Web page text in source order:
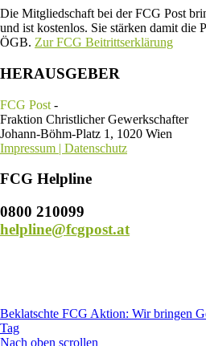
Die Mitgliedschaft bei der FCG Post
und ist kostenlos. Sie stärken damit die
ÖGB. Zur FCG Beitrittserklärung
HERAUSGEBER
FCG Post -
Fraktion Christlicher Gewerkschafter
Johann-Böhm-Platz 1, 1020 Wien
Impressum | Datenschutz
FCG Helpline
0800 210099
helpline@fcgpost.at
Beklatschte FCG Aktion: Wir bringen
Tag
Nach oben scrollen